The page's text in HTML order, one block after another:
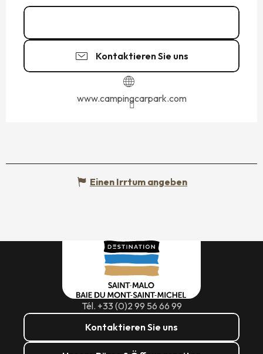
Kontaktieren Sie uns
www.campingcarpark.com
Einen Irrtum angeben
Tél. +33 (0)2 99 56 66 99
Kontaktieren Sie uns